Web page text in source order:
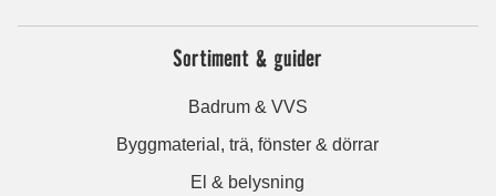
Sortiment & guider
Badrum & VVS
Byggmaterial, trä, fönster & dörrar
El & belysning